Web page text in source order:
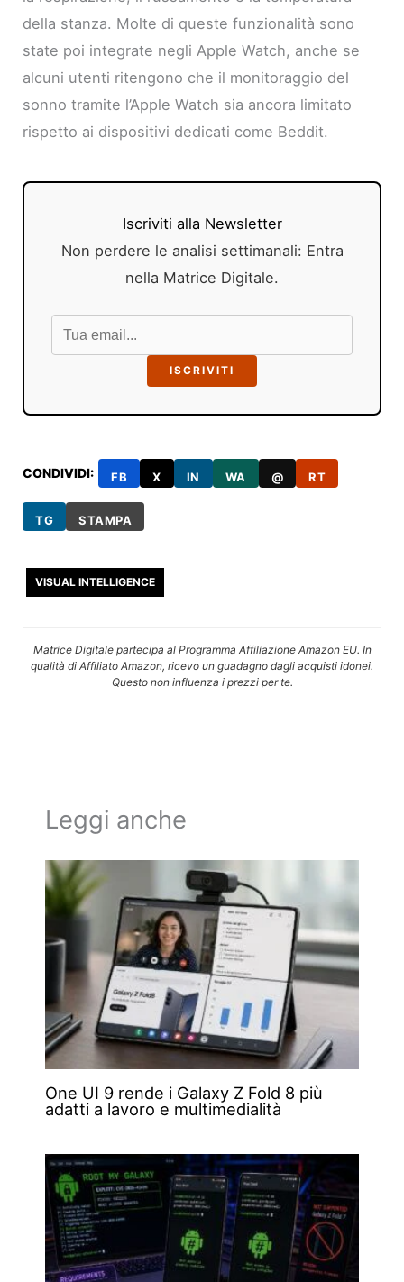
della stanza. Molte di queste funzionalità sono
state poi integrate negli Apple Watch, anche se
alcuni utenti ritengono che il monitoraggio del
sonno tramite l’Apple Watch sia ancora limitato
rispetto ai dispositivi dedicati come Beddit.
Iscriviti alla Newsletter
Non perdere le analisi settimanali: Entra
nella Matrice Digitale.
ISCRIVITI
CONDIVIDI: FB X IN WA @ RT
TG STAMPA
VISUAL INTELLIGENCE
Matrice Digitale partecipa al Programma Affiliazione Amazon EU. In
qualità di Affiliato Amazon, ricevo un guadagno dagli acquisti idonei.
Questo non influenza i prezzi per te.
Leggi anche
One UI 9 rende i Galaxy Z Fold 8 più
adatti a lavoro e multimedialità